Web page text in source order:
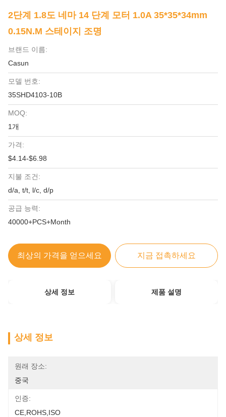
2단계 1.8도 네마 14 단계 모터 1.0A 35*35*34mm
0.15N.M 스테이지 조명
브랜드 이름:
Casun
모델 번호:
35SHD4103-10B
MOQ:
1개
가격:
$4.14-$6.98
지불 조건:
d/a, t/t, l/c, d/p
공급 능력:
40000+PCS+Month
최상의 가격을 얻으세요 지금 접촉하세요
상세 정보 제품 설명
상세 정보
원래 장소:
중국
인증:
CE,ROHS,ISO